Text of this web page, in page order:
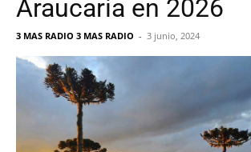
Araucaria en 2026
3 MAS RADIO 3 MAS RADIO - 3 junio, 2024